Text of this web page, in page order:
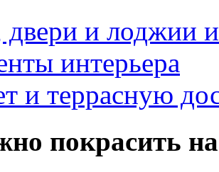
и лоджии
интерьера
и террасную
покрасить на